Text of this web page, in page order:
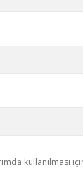
kullanılması